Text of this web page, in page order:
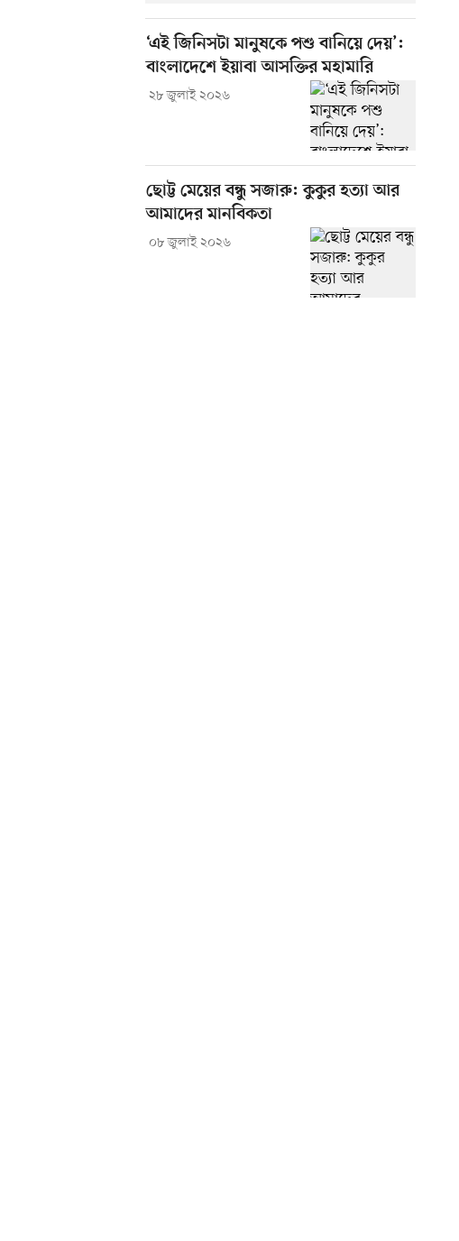
‘এই জিনিসটা মানুষকে পশু বানিয়ে দেয়’:
বাংলাদেশে ইয়াবা আসক্তির মহামারি
২৮ জুলাই ২০২৬
ছোট্ট মেয়ের বন্ধু সজারু: কুকুর হত্যা আর
আমাদের মানবিকতা
০৮ জুলাই ২০২৬